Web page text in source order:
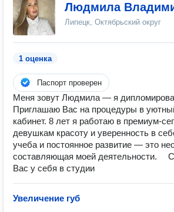
Людмила
Липецк, Октябрьский округ
1 оценка
Паспорт проверен
Меня зовут Людмила — я
Приглашаю Вас на процедуры в
кабинет. 8 лет я работаю в премиум-
девушкам красоту и уверенность в
учеба и постоянное развитие — это
составляющая моей деятельности. ⠀
Вас у себя в студии
Увеличение губ